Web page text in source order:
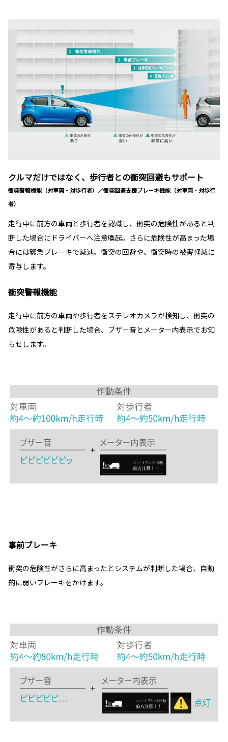
クルマだけではなく、歩行者との衝突回避もサポート
衝突警報機能（対車両・対歩行者）／衝突回避支援ブレーキ機能（対車両・対歩行
者）
走行中に前方の車両と歩行者を認識し、衝突の危険性があると判
断した場合にドライバーへ注意喚起。さらに危険性が高まった場
合には緊急ブレーキで減速。衝突の回避や、衝突時の被害軽減に
寄与します。
衝突警報機能
走行中に前方の車両や歩行者をステレオカメラが検知し、衝突の
危険性があると判断した場合、ブザー音とメーター内表示でお知
らせします。
事前ブレーキ
衝突の危険性がさらに高まったとシステムが判断した場合、自動
的に弱いブレーキをかけます。